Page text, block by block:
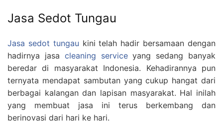
Jasa Sedot Tungau
Jasa sedot tungau kini telah hadir bersamaan dengan
hadirnya jasa cleaning serviceyang sedang banyak
beredar di masyarakat Indonesia. Kehadirannya pun
ternyata mendapat sambutan yang cukup hangat dari
berbagai kalangan dan lapisan masyarakat. Hal inilah
yang membuat jasa ini terus berkembang dan
berinovasi dari hari ke hari.